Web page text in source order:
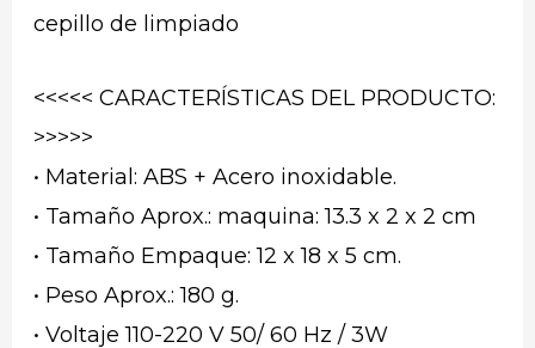
cepillo de limpiado
<<<<< CARACTERÍSTICAS DEL PRODUCTO:
>>>>>
• Material: ABS + Acero inoxidable.
• Tamaño Aprox.: maquina: 13.3 x 2 x 2 cm
• Tamaño Empaque: 12 x 18 x 5 cm.
• Peso Aprox.: 180 g.
• Voltaje 110-220 V 50/ 60 Hz / 3W